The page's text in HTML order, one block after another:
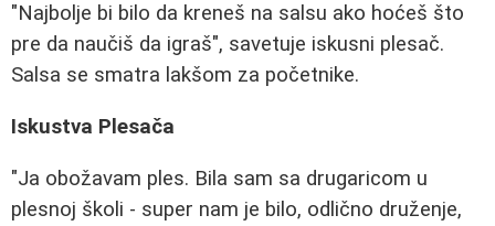
"Najbolje bi bilo da kreneš na salsu ako hoćeš što
pre da naučiš da igraš", savetuje iskusni plesač.
Salsa se smatra lakšom za početnike.
Iskustva Plesača
"Ja obožavam ples. Bila sam sa drugaricom u
plesnoj školi - super nam je bilo, odlično druženje,